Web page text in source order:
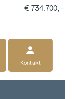
€ 734.700,–
Kontakt